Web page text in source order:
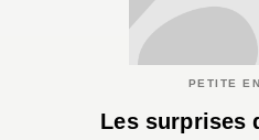
PETITE
Les surprises